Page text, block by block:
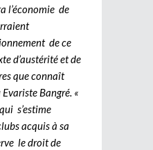
l’économie de
de ce
d’austérité et de
que connaît
Bangré. «
s’estime
acquis à sa
le droit de